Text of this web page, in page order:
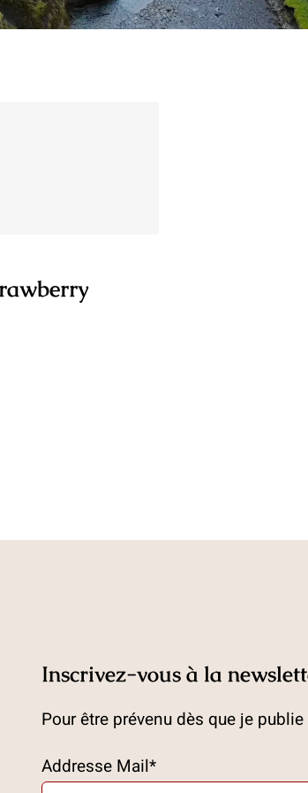
Inscrivez-vous à la
Pour être prévenu dès que je
Addresse Mail*